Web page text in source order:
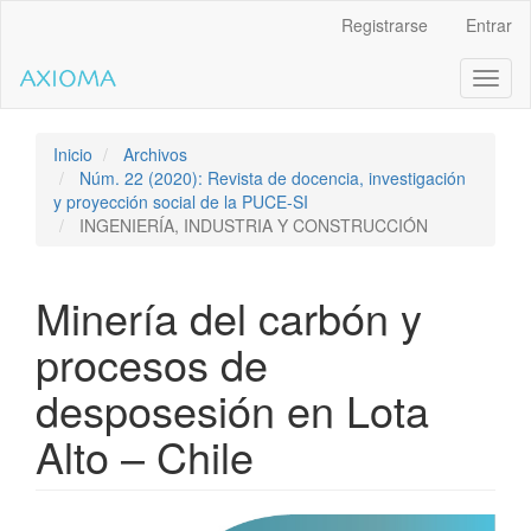
contenido
de
Navegación
principal
Contenido
Registrarse Entrar
Inicio
Archivos
Núm. 22 (2020): Revista de docencia, investigación
y proyección social de la PUCE-SI
INGENIERÍA, INDUSTRIA Y CONSTRUCCIÓN
Minería del carbón y
procesos de
desposesión en Lota
Alto – Chile